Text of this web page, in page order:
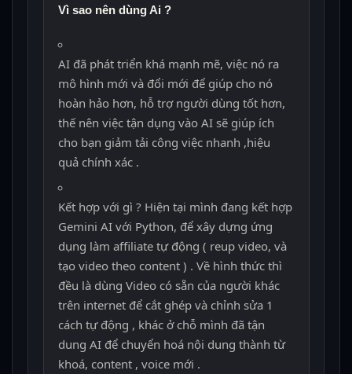
Vì sao nên dùng Ai ?
AI đã phát triển khá mạnh mẽ, việc nó ra
mô hình mới và đổi mới để giúp cho nó
hoàn hảo hơn, hỗ trợ người dùng tốt hơn,
thế nên việc tận dụng vào AI sẽ giúp ích
cho bạn giảm tải công việc nhanh ,hiệu
quả chính xác .
Kết hợp với gì ? Hiện tại mình đang kết hợp
Gemini AI với Python, để xây dựng ứng
dụng làm affiliate tự động ( reup video, và
tạo video theo content ) . Về hình thức thì
đều là dùng Video có sẵn của người khác
trên internet để cắt ghép và chỉnh sửa 1
cách tự động , khác ở chỗ mình đã tận
dung AI để chuyển hoá nội dung thành từ
khoá, content , voice mới .